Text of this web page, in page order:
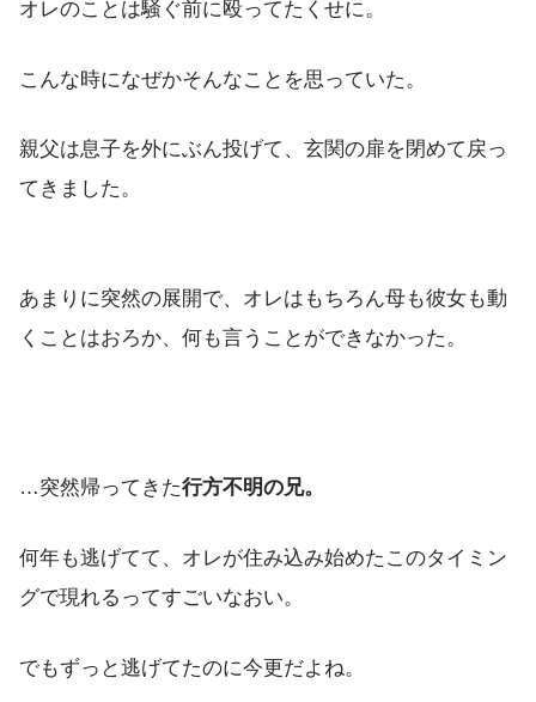
オレのことは騒ぐ前に殴ってたくせに。
こんな時になぜかそんなことを思っていた。
親父は息子を外にぶん投げて、玄関の扉を閉めて戻っ
てきました。
あまりに突然の展開で、オレはもちろん母も彼女も動
くことはおろか、何も言うことができなかった。
…突然帰ってきた行方不明の兄。
何年も逃げてて、オレが住み込み始めたこのタイミン
グで現れるってすごいなおい。
でもずっと逃げてたのに今更だよね。